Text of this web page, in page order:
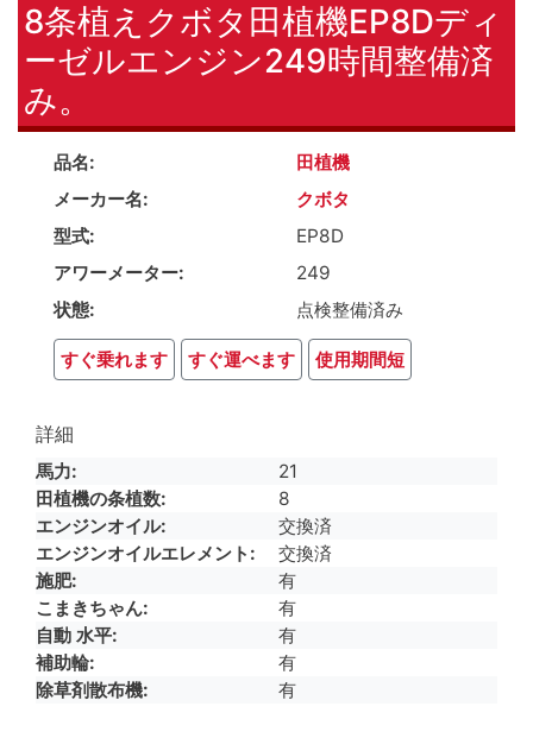
8条植えクボタ田植機EP8Dディ
ーゼルエンジン249時間整備済
み。
品名
田植機
メーカー名
クボタ
型式
EP8D
アワーメーター
249
状態
点検整備済み
すぐ乗れます すぐ運べます 使用期間短
詳細
馬力
21
田植機の条植数
8
エンジンオイル
交換済
エンジンオイルエレメント
交換済
施肥
有
こまきちゃん
有
自動 水平
有
補助輪
有
除草剤散布機
有